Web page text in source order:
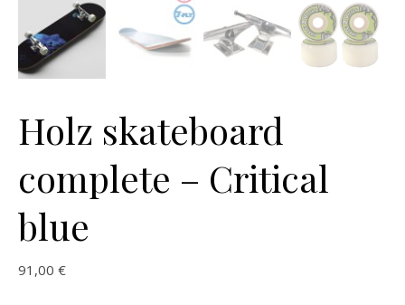
Holz skateboard
complete – Critical
blue
91,00 €